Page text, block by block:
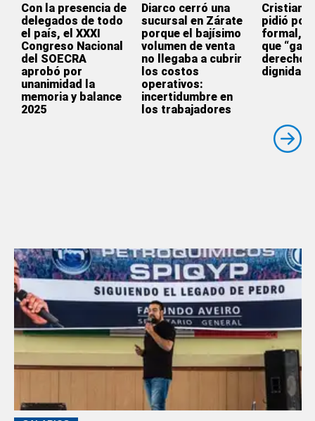
Con la presencia de
delegados de todo
el país, el XXXI
Congreso Nacional
del SOECRA
aprobó por
unanimidad la
memoria y balance
2025
Diarco cerró una
sucursal en Zárate
porque el bajísimo
volumen de venta
no llegaba a cubrir
los costos
operativos:
incertidumbre en
los trabajadores
Cristian
pidió por
formal,
que
derechos
dignidad”